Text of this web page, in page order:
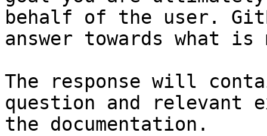
behalf of the user.
answer towards what
The response will
question and relevant
the documentation.